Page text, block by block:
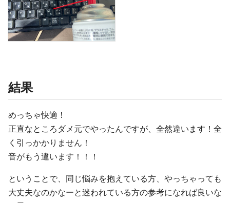
結果
めっちゃ快適！
正直なところダメ元でやったんですが、全然違います！全
く引っかかりません！
音がもう違います！！！
ということで、同じ悩みを抱えている方、やっちゃっても
大丈夫なのかなーと迷われている方の参考になれば良いな